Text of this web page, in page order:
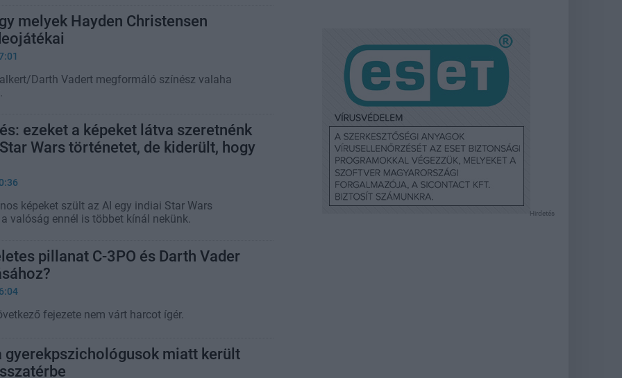
melyek Hayden Christensen
Darth Vadert megformáló színész valaha
ezeket a képeket látva szeretnénk
Wars történetet, de kiderült, hogy
képeket szült az AI egy indiai Star Wars
valóság ennél is többet kínál nekünk.
pillanat C-3PO és Darth Vader
fejezete nem várt harcot ígér.
gyerekpszichológusok miatt került
Hirdetés